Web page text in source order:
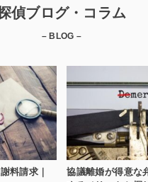
偵ブログ・コラム
– BLOG –
料請求｜
協議離婚が得意な